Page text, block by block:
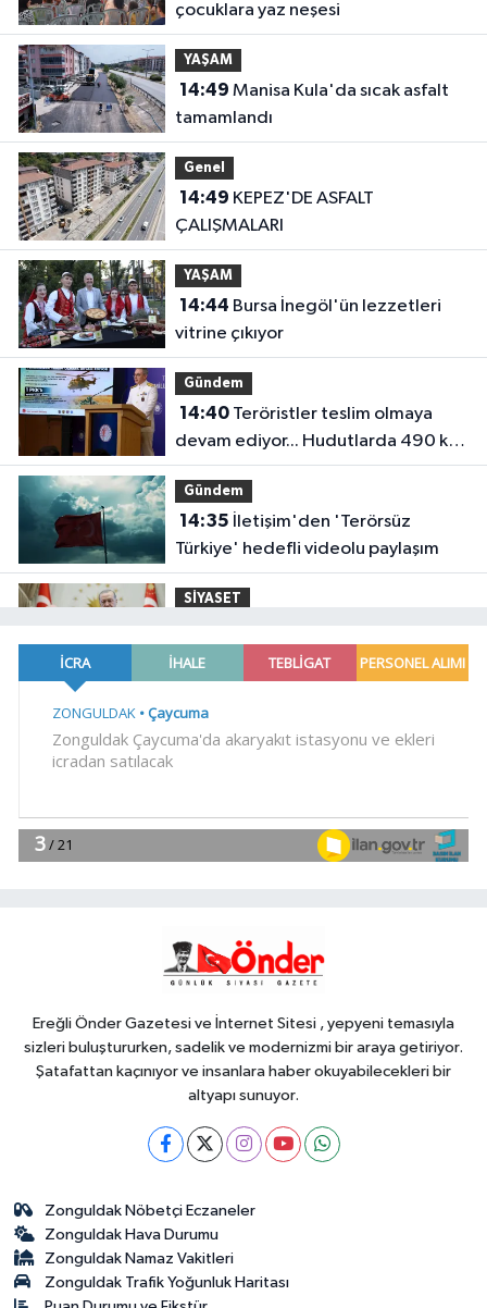
çocuklara yaz neşesi
YAŞAM
14:49
tamamlandı
Genel
14:49
ÇALIŞMALARI
YAŞAM
14:44
vitrine çıkıyor
Gündem
14:40Teröristler teslim olmaya
devam ediyor... Hudutlarda 490 kişi
yakalandı
Gündem
14:35
Türkiye' hedefli videolu paylaşım
SİYASET
Bahçeli'yi Külliye'de kabul etti
14:26İzmit Belediyesi'nde iki yeni
14:18
yangın sonrası seferberlik
Ereğli Önder Gazetesi ve İnternet Sitesi , yepyeni temasıyla
sizleri buluştururken, sadelik ve modernizmi bir araya getiriyor.
Şatafattan kaçınıyor ve insanlara haber okuyabilecekleri bir
altyapı sunuyor.
Zonguldak Nöbetçi Eczaneler
Zonguldak Hava Durumu
Zonguldak Namaz Vakitleri
Zonguldak Trafik Yoğunluk Haritası